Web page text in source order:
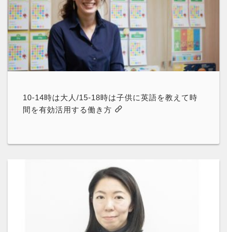
10-14時は大人/15-18時は子供に英語を教えて時
間を有効活用する働き方